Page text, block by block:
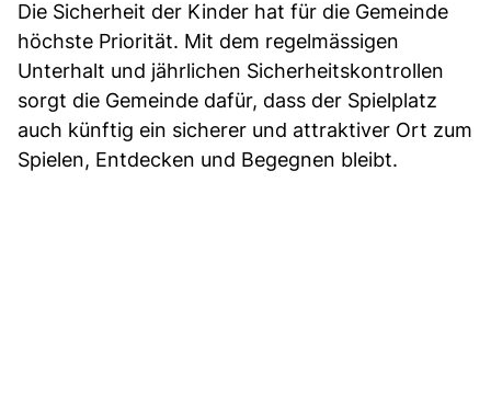
Die Sicherheit der Kinder hat für die Gemeinde
höchste Priorität. Mit dem regelmässigen
Unterhalt und jährlichen Sicherheitskontrollen
sorgt die Gemeinde dafür, dass der Spielplatz
auch künftig ein sicherer und attraktiver Ort zum
Spielen, Entdecken und Begegnen bleibt.